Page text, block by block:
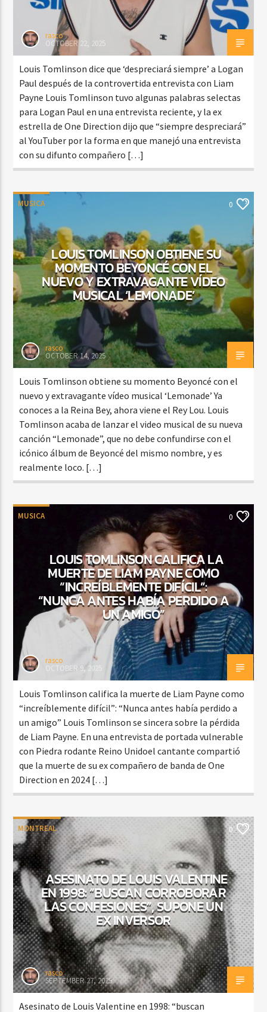
rasco
OCTOBER 22, 2025
Louis Tomlinson dice que ‘despreciará siempre’ a Logan
Paul después de la controvertida entrevista con Liam
Payne Louis Tomlinson tuvo algunas palabras selectas
para Logan Paul en una entrevista reciente, y la ex
estrella de One Direction dijo que “siempre despreciará”
al YouTuber por la forma en que manejó una entrevista
con su difunto compañero […]
MUSICA 0
LOUIS TOMLINSON OBTIENE SU
MOMENTO BEYONCÉ CON EL
NUEVO Y EXTRAVAGANTE VÍDEO
MUSICAL ‘LEMONADE’
rasco
OCTOBER 14, 2025
Louis Tomlinson obtiene su momento Beyoncé con el
nuevo y extravagante vídeo musical ‘Lemonade’ Ya
conoces a la Reina Bey, ahora viene el Rey Lou. Louis
Tomlinson acaba de lanzar el video musical de su nueva
canción “Lemonade”, que no debe confundirse con el
icónico álbum de Beyoncé del mismo nombre, y es
realmente loco. […]
MUSICA 0
LOUIS TOMLINSON CALIFICA LA
MUERTE DE LIAM PAYNE COMO
“INCREÍBLEMENTE DIFÍCIL”:
“NUNCA ANTES HABÍA PERDIDO A
UN AMIGO”
rasco
OCTOBER 9, 2025
Louis Tomlinson califica la muerte de Liam Payne como
“increíblemente difícil”: “Nunca antes había perdido a
un amigo” Louis Tomlinson se sincera sobre la pérdida
de Liam Payne. En una entrevista de portada vulnerable
con Piedra rodante Reino Unidoel cantante compartió
que la muerte de su ex compañero de banda de One
Direction en 2024 […]
MONTREAL 0
ASESINATO DE LOUIS VALENTINE
EN 1998: “BUSCAN CORROBORAR
LAS CONFESIONES”, SUPONE UN
EX INVERSOR
rasco
SEPTEMBER 27, 2025
Asesinato de Louis Valentine en 1998: “buscan